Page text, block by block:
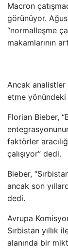
Macron
görünüyor.
“normalleşme
makamlarının
Ancak
etme yönündeki
Florian Bieber,
faktörler
çalışıyor” dedi.
Bieber,
ancak son
dedi.
Avrupa
Sırbistan yıllık
alanında bir